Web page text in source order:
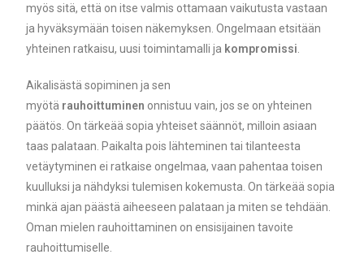
myös sitä, että on itse valmis ottamaan vaikutusta vastaan
ja hyväksymään toisen näkemyksen. Ongelmaan etsitään
yhteinen ratkaisu, uusi toimintamalli ja kompromissi
Aikalisästä sopiminen ja sen
myötä rauhoittuminen onnistuu vain, jos se on yhteinen
päätös. On tärkeää sopia yhteiset säännöt, milloin asiaan
taas palataan. Paikalta pois lähteminen tai tilanteesta
vetäytyminen ei ratkaise ongelmaa, vaan pahentaa toisen
kuulluksi ja nähdyksi tulemisen kokemusta. On tärkeää sopia
minkä ajan päästä aiheeseen palataan ja miten se tehdään.
Oman mielen rauhoittaminen on ensisijainen tavoite
rauhoittumiselle.